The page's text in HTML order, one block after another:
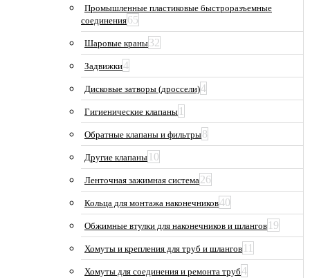
Промышленные пластиковые быстроразъемные
соединения65
Шаровые краны32
Задвижки4
Дисковые затворы (дроссели)4
Гигиенические клапаны 1
Обратные клапаны и фильтры8
Другие клапаны 10
Ленточная зажимная система26
Кольца для монтажа наконечников40
Обжимные втулки для наконечников и шлангов 19
Хомуты и крепления для труб и шлангов 11
Хомуты для соединения и ремонта труб4